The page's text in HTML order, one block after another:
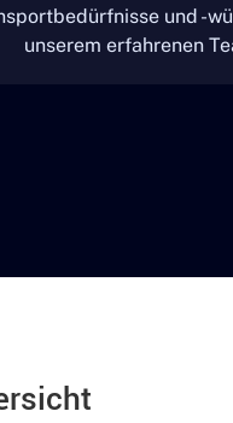
und -
unserem erfahrenen